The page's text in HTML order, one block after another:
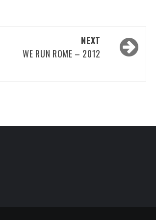
NEXT
WE RUN ROME – 2012